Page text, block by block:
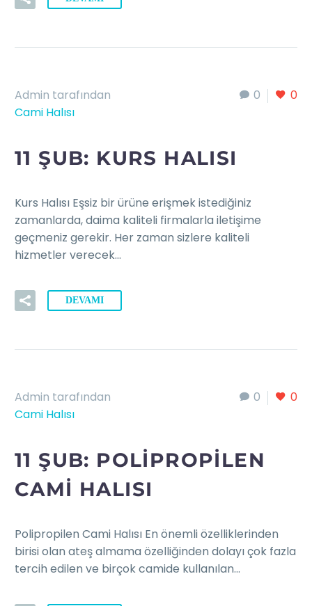
0 0
Admin tarafından
Cami Halısı
11 ŞUB: KURS HALISI
Kurs Halısı Eşsiz bir ürüne erişmek istediğiniz
zamanlarda, daima kaliteli firmalarla iletişime
geçmeniz gerekir. Her zaman sizlere kaliteli
hizmetler verecek…
DEVAMI
0 0
Admin tarafından
Cami Halısı
11 ŞUB: POLIPROPILEN
CAMI HALISI
Polipropilen Cami Halısı En önemli özelliklerinden
birisi olan ateş almama özelliğinden dolayı çok fazla
tercih edilen ve birçok camide kullanılan…